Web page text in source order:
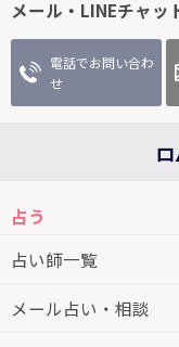
メール・LINEチャ
電話でお問い合わ
せ
占う
占い師一覧
メール占い・相談